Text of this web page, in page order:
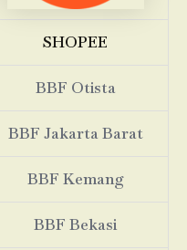
SHOPEE
BBF Otista
BBF Jakarta Barat
BBF Kemang
BBF Bekasi